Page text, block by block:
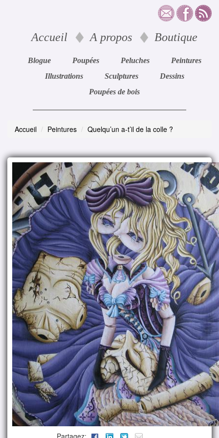
Accueil A propos Boutique
Blogue Poupées Peluches
Peintures
Illustrations
Sculptures
Dessins
Poupées de bois
Accueil Peintures Quelqu’un a-t’il de la colle ?
Partagez: